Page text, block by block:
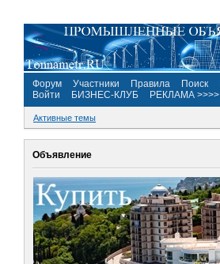
Форум Участники Правила Поиск
Войти
БИЗНЕС-КЛУБ РЕКЛАМА >>>>
Активные темы
Объявление